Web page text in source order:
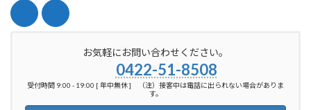
お気軽にお問い合わせください。
0422-51-8508
受付時間 9:00 - 19:00 [ 年中無休 ] （注）接客中は電話に出られない場合がありま
す。